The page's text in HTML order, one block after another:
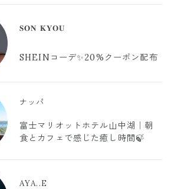
𝐒𝐎𝐍 𝐊𝐘𝐎𝐔
SHEINコーデ✨20%クーポン配布
ナッパ
富士マリオットホテル山中湖｜朝
食とカフェで感じた癒し時間🍃
AYA..E